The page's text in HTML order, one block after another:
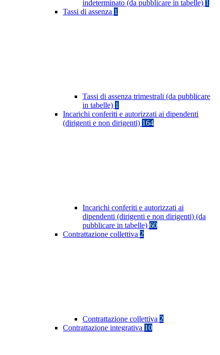
indeterminato (da pubblicare in tabelle) 1
Tassi di assenza 1
Tassi di assenza trimestrali (da pubblicare
in tabelle) 1
Incarichi conferiti e autorizzati ai dipendenti
(dirigenti e non dirigenti) 164
Incarichi conferiti e autorizzati ai
dipendenti (dirigenti e non dirigenti) (da
pubblicare in tabelle) 60
Contrattazione collettiva 2
Contrattazione collettiva 2
Contrattazione integrativa 10